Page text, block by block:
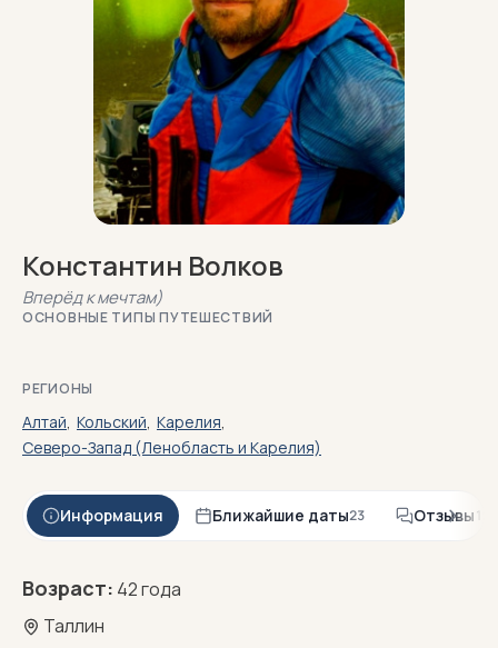
Константин Волков
Вперёд к мечтам)
ОСНОВНЫЕ ТИПЫ ПУТЕШЕСТВИЙ
РЕГИОНЫ
Алтай, Кольский, Карелия,
Северо-Запад (Ленобласть и Карелия)
Информация Ближайшие даты23 Отзывы194
Возраст: 42 года
Таллин